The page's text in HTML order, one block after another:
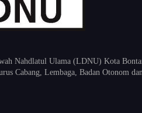
Nahdlatul Ulama (LDNU) Kota
Cabang, Lembaga, Badan Otonom